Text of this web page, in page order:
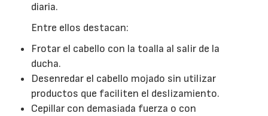
diaria.
Entre ellos destacan:
Frotar el cabello con la toalla al salir de la
ducha.
Desenredar el cabello mojado sin utilizar
productos que faciliten el deslizamiento.
Cepillar con demasiada fuerza o con